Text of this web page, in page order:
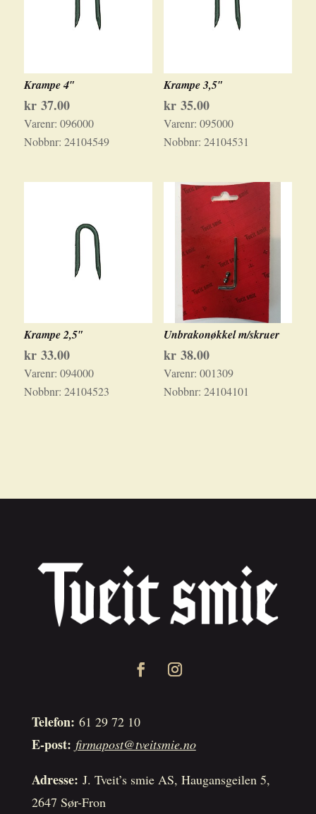
Krampe 4″
kr37.00
Varenr: 096000
Nobbnr: 24104549
Krampe 3,5″
kr35.00
Varenr: 095000
Nobbnr: 24104531
Krampe 2,5″
kr33.00
Varenr: 094000
Nobbnr: 24104523
Unbrakonøkkel m/skruer
kr38.00
Varenr: 001309
Nobbnr: 24104101
Telefon: 61 29 72 10
E-post: firmapost@tveitsmie.no
Adresse: J. Tveit’s smie AS, Haugansgeilen 5,
2647 Sør-Fron